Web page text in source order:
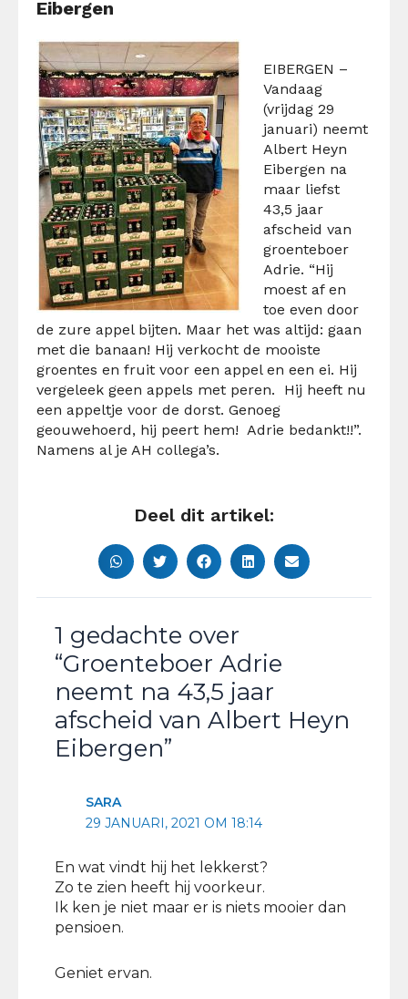
Eibergen
EIBERGEN –
Vandaag
(vrijdag 29
januari) neemt
Albert Heyn
Eibergen na
maar liefst
43,5 jaar
afscheid van
groenteboer
Adrie. “Hij
moest af en
toe even door
de zure appel bijten. Maar het was altijd: gaan
met die banaan! Hij verkocht de mooiste
groentes en fruit voor een appel en een ei. Hij
vergeleek geen appels met peren. Hij heeft nu
een appeltje voor de dorst. Genoeg
geouwehoerd, hij peert hem! Adrie bedankt!!”.
Namens al je AH collega’s.
Deel dit artikel:
1 gedachte over
“Groenteboer Adrie
neemt na 43,5 jaar
afscheid van Albert Heyn
Eibergen”
SARA
29 JANUARI, 2021 OM 18:14
En wat vindt hij het lekkerst?
Zo te zien heeft hij voorkeur.
Ik ken je niet maar er is niets mooier dan
pensioen.
Geniet ervan.